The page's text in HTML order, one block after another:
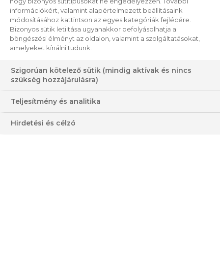
PENNE ZÖLDSÉGES, BAZSALIKOMOS
SZÓSSZAL
információkért, valamint alapértelmezett beállításaink
módosításához kattintson az egyes kategóriák fejlécére.
Bizonyos sütik letiltása ugyanakkor befolyásolhatja a
böngészési élményt az oldalon, valamint a szolgáltatásokat,
amelyeket kínálni tudunk.
Szigorúan kötelező sütik (mindig aktívak és nincs
szükség hozzájárulásra)
Teljesítmény és analitika
Hirdetési és célzó